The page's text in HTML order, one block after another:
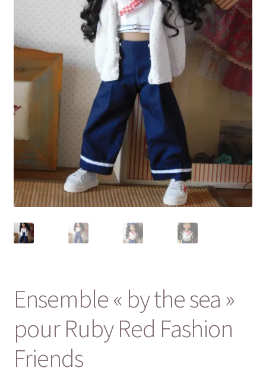
Politique de confidentialité
Politique de cookies (UE)
Validation de la commande
Ensemble « by the sea »
pour Ruby Red Fashion
Friends